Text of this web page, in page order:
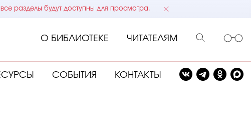
разделы будут доступны для просмотра.
О БИБЛИОТЕКЕ ЧИТАТЕЛЯМ
СОБЫТИЯ КОНТАКТЫ